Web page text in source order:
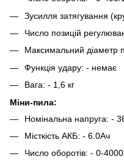
Зусилля затягування
Число позицій
Максимальний діаметр
Функція удару: - немає
Вага: - 1,6 кг
Міни-пила:
Номінальна напруга: -
Місткість АКБ: - 6.0Ач
Число оборотів: - 0-